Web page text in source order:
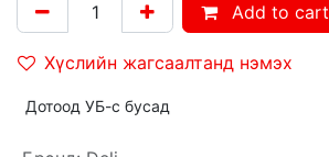
Add to cart
Хүслийн жагсаалтанд нэмэх
Дотоод УБ-с бусад